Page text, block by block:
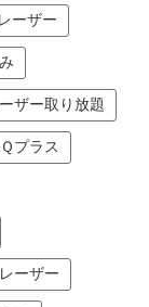
ーザー
ザー取り放題
プラス
ーザー